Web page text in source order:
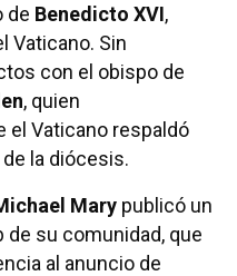
de Benedicto XVI,
Vaticano. Sin
con el obispo de
, quien
el Vaticano respaldó
la diócesis.
Marypublicó un
su comunidad, que
al anuncio de